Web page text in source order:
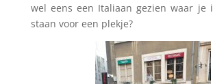
wel eens een Italiaan gezien waar
staan voor een plekje?